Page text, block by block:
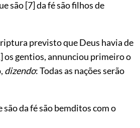
são[7]da fé são filhos de
previsto que Deus havia de
os gentios, annunciou primeiro o
dizendo: Todas as nações serão
são da fé são bemditos com o